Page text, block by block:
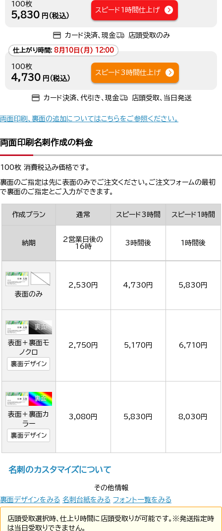
100枚
5,830 円（税込）
スピード1時間仕上げ
カード決済、現金 店頭受取のみ
仕上がり時間: 8月10日(月) 12:00
100枚
4,730 円（税込）
スピード3時間仕上げ
カード決済、代引き、現金 店頭受取、当日発送
両面印刷、裏面の追加についてはこちらをご参照ください。
両面印刷名刺作成の料金
100枚 消費税込み価格です。
裏面のご指定は先に表面のみでご注文ください。ご注文フォームの最初
で裏面のご指定とご入力ができます。
作成プラン 通常 スピード3時間 スピード1時間
納期
2営業日後の
16時
3時間後 1時間後
表面のみ
2,530円 4,730円 5,830円
表面＋裏面モ
ノクロ
裏面デザイン
2,750円 5,170円 6,710円
表面＋裏面カ
ラー
裏面デザイン
3,080円 5,830円 8,030円
名刺のカスタマイズについて
その他情報
裏面デザインをみる 名刺台紙をみる フォント一覧をみる
店頭受取選択時、仕上り時間に店頭受取りが可能です。※発送指定時
は当日受取りできません。